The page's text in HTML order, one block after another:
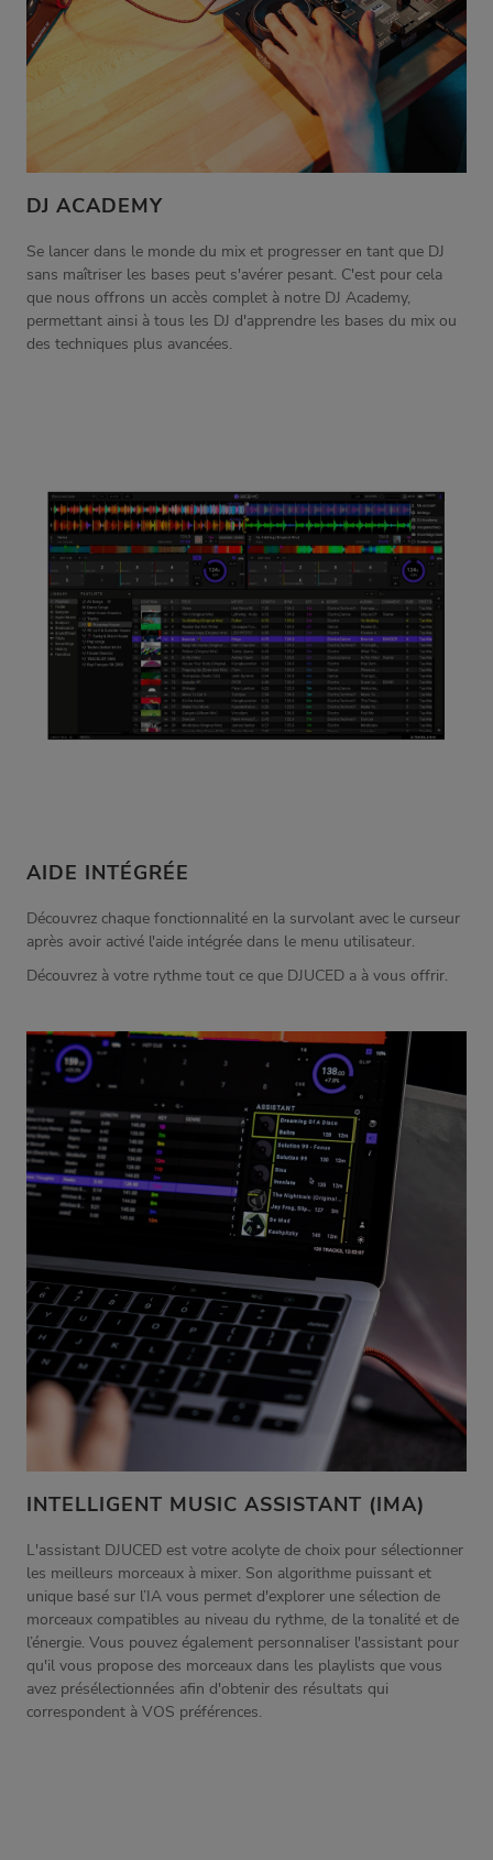
DJ ACADEMY
Se lancer dans le monde du mix et progresser en tant que DJ
sans maîtriser les bases peut s'avérer pesant. C'est pour cela
que nous offrons un accès complet à notre DJ Academy,
permettant ainsi à tous les DJ d'apprendre les bases du mix ou
des techniques plus avancées.
AIDE INTÉGRÉE
Découvrez chaque fonctionnalité en la survolant avec le curseur
après avoir activé l'aide intégrée dans le menu utilisateur.
Découvrez à votre rythme tout ce que DJUCED a à vous offrir.
INTELLIGENT MUSIC ASSISTANT (IMA)
L'assistant DJUCED est votre acolyte de choix pour sélectionner
les meilleurs morceaux à mixer. Son algorithme puissant et
unique basé sur l’IA vous permet d'explorer une sélection de
morceaux compatibles au niveau du rythme, de la tonalité et de
l’énergie. Vous pouvez également personnaliser l'assistant pour
qu'il vous propose des morceaux dans les playlists que vous
avez présélectionnées afin d'obtenir des résultats qui
correspondent à VOS préférences.